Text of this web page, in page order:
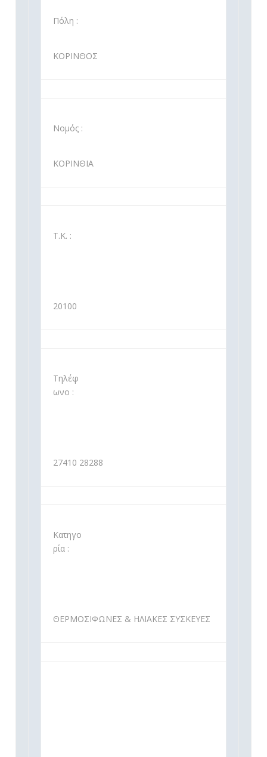
Πόλη :
ΚΟΡΙΝΘΟΣ
Νομός :
ΚΟΡΙΝΘΙΑ
Τ.Κ. :
20100
Τηλέφ
ωνο :
27410 28288
Κατηγο
ρία :
ΘΕΡΜΟΣΙΦΩΝΕΣ & ΗΛΙΑΚΕΣ ΣΥΣΚΕΥΕΣ